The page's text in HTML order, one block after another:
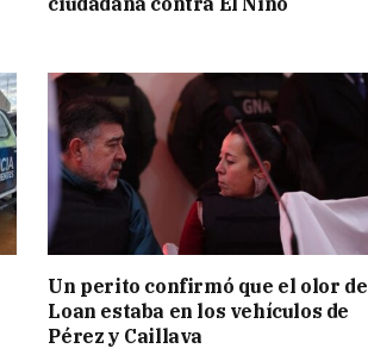
Un perito confirmó que el olor de
Loan estaba en los vehículos de
Pérez y Caillava